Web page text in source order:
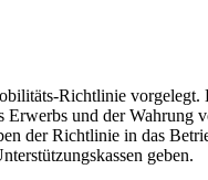
Richtlinie vorgelegt.
und der Wahrung
der Richtlinie in das
geben.